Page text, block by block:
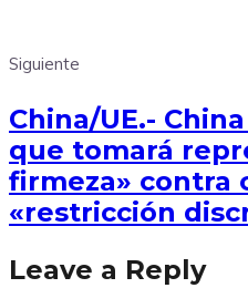
Siguiente
China/UE.-
que tomará
firmeza» contra
«restricción
Leave a Reply